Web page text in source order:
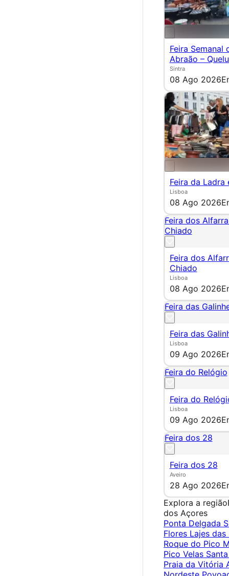
Feira Semanal
Abraão –
Sintra
08 Ago 2026
Feira da Ladra
Lisboa
08 Ago 2026
Feira dos
Chiado
Feira dos
Chiado
Lisboa
08 Ago 2026
Feira das
Feira das
Lisboa
09 Ago 2026
Feira do Relógio
Feira do
Lisboa
09 Ago 2026
Feira dos 28
Feira dos 28
Aveiro
28 Ago 2026
Explora a região
dos Açores
Ponta Delgada
Flores Lajes
Roque do Pico
Pico Velas
Praia da Vitória